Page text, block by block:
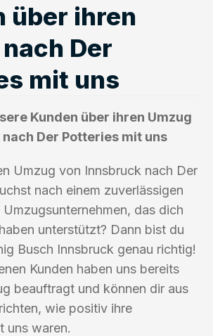
über ihren
Der
mit uns
Kunden über ihren Umzug
Der Potteries mit uns
Umzug von Innsbruck nach Der
nach einem zuverlässigen
das dich
unterstützt? Dann bist du
Busch Innsbruck genau richtig!
Kunden haben uns bereits
beauftragt und können dir aus
wie positiv ihre
uns waren.